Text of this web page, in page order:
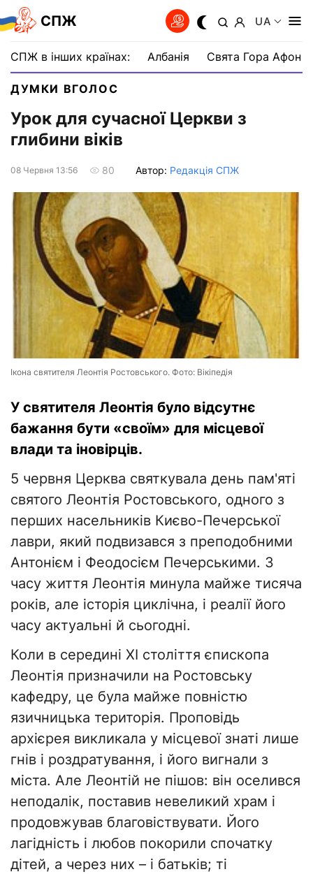
СПЖ UA
СПЖ в інших країнах: Албанія Свята Гора Афон
ДУМКИ ВГОЛОС
Урок для сучасної Церкви з
глибини віків
08 Червня 13:56 80 Автор: Редакція СПЖ
Ікона святителя Леонтія Ростовського. Фото: Вікіпедія
У святителя Леонтія було відсутнє
бажання бути «своїм» для місцевої
влади та іновірців.
5 червня Церква святкувала день пам'яті
святого Леонтія Ростовського, одного з
перших насельників Києво-Печерської
лаври, який подвизався з преподобними
Антонієм і Феодосієм Печерськими. З
часу життя Леонтія минула майже тисяча
років, але історія циклічна, і реалії його
часу актуальні й сьогодні.
Коли в середині XI століття єпископа
Леонтія призначили на Ростовську
кафедру, це була майже повністю
язичницька територія. Проповідь
архієрея викликала у місцевої знаті лише
гнів і роздратування, і його вигнали з
міста. Але Леонтій не пішов: він оселився
неподалік, поставив невеликий храм і
продовжував благовіствувати. Його
лагідність і любов покорили спочатку
дітей, а через них – і батьків; ті